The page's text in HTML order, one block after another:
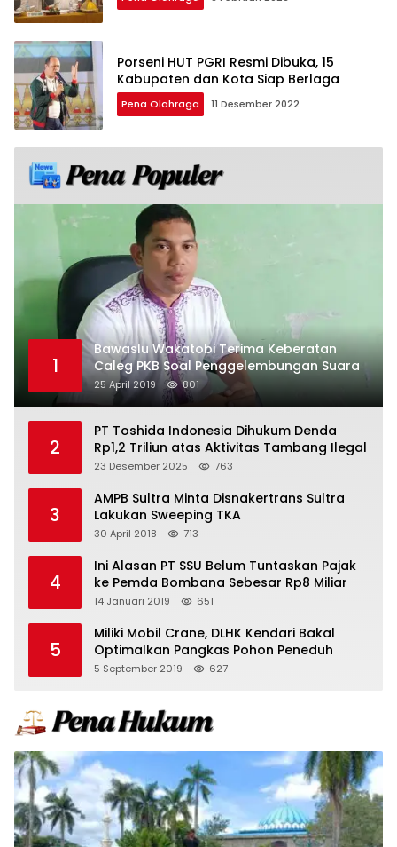
Porseni HUT PGRI Resmi Dibuka, 15
Kabupaten dan Kota Siap Berlaga
Pena Olahraga 11 Desember 2022
1
Bawaslu Wakatobi Terima Keberatan
Caleg PKB Soal Penggelembungan Suara
25 April 2019 801
2
PT Toshida Indonesia Dihukum Denda
Rp1,2 Triliun atas Aktivitas Tambang Ilegal
23 Desember 2025 763
3
AMPB Sultra Minta Disnakertrans Sultra
Lakukan Sweeping TKA
30 April 2018 713
4
Ini Alasan PT SSU Belum Tuntaskan Pajak
ke Pemda Bombana Sebesar Rp8 Miliar
14 Januari 2019 651
5
Miliki Mobil Crane, DLHK Kendari Bakal
Optimalkan Pangkas Pohon Peneduh
5 September 2019 627